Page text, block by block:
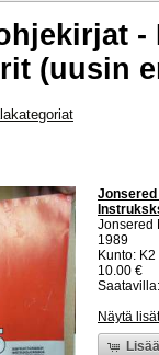
-
(uusin
Jonsered
1989
Kunto:
10.00 €
Näytä